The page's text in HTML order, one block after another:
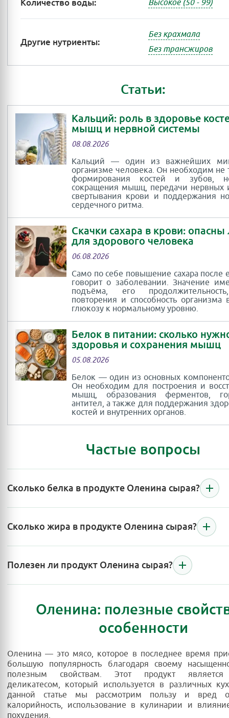
Количество воды: Высокое (50 - 99)
Другие нутриенты:
Без крахмала
Без трансжиров
Статьи:
Кальций: роль в здоровье
мышц и нервной системы
08.08.2026
Кальций — один из важнейших
организме человека. Он необходим не
формирования костей и зубов,
сокращения мышц, передачи нервных
свертывания крови и поддержания
сердечного ритма.
Скачки сахара в крови: опасны
для здорового человека
06.08.2026
Само по себе повышение сахара после
говорит о заболевании. Значение
подъёма, его
повторения и способность организма
глюкозу к нормальному уровню.
Белок в питании: сколько
здоровья и сохранения мышц
05.08.2026
Белок — один из основных
Он необходим для построения и
мышц, образования ферментов,
антител, а также для поддержания
костей и внутренних органов.
Частые вопросы
Сколько белка в продукте Оленина сырая?
Сколько жира в продукте Оленина сырая?
Полезен ли продукт Оленина сырая?
Оленина: полезные
особенности
Оленина — это мясо, которое в последнее время
большую популярность благодаря своему
полезным свойствам. Этот продукт является
деликатесом, который используется в различных
данной статье мы рассмотрим пользу и вред
калорийность, использование в кулинарии и
похудения.